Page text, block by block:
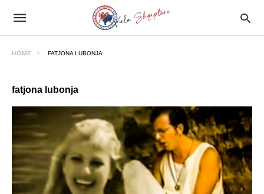
HOME FATJONA LUBONJA
fatjona lubonja